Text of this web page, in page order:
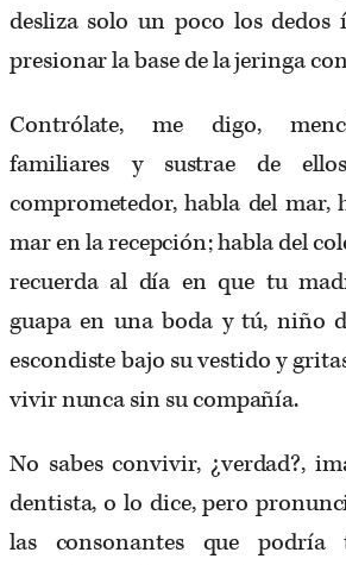
desliza solo un poco los
presionar la base de la jeringa
Contrólate, me digo,
familiares y sustrae de
comprometedor, habla del mar,
mar en la recepción; habla del
recuerda al día en que tu
guapa en una boda y tú, niño
escondiste bajo su vestido y
vivir nunca sin su compañía.
No sabes convivir, ¿verdad?,
dentista, o lo dice, pero
las consonantes que podría